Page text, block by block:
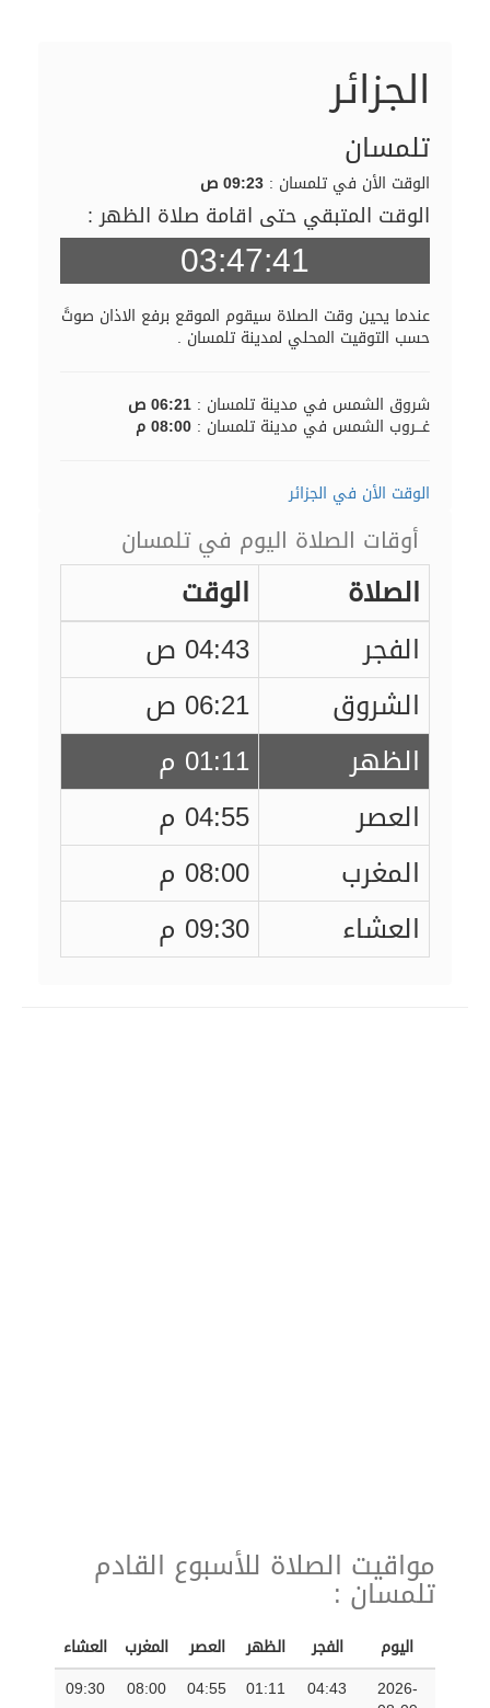
الجزائر
تلمسان
الوقت الأن في تلمسان : 09:23 ص
الوقت المتبقي حتى اقامة صلاة الظهر :
03:47:40
عندما يحين وقت الصلاة سيقوم الموقع برفع الاذان صوتً
حسب التوقيت المحلي لمدينة تلمسان .
شروق الشمس في مدينة تلمسان : 06:21 ص
غـــروب الشمس في مدينة تلمسان : 08:00 م
الوقت الأن في الجزائر
أوقات الصلاة اليوم في تلمسان
الصلاة
الوقت
الفجر
04:43 ص
الشروق
06:21 ص
الظهر
01:11 م
العصر
04:55 م
المغرب
08:00 م
العشاء
09:30 م
مواقيت الصلاة للأسبوع القادم
تلمسان :
اليوم الفجر الظهر العصر المغرب
العشاء
2026-
04:43
01:11
04:55
08:00
09:30